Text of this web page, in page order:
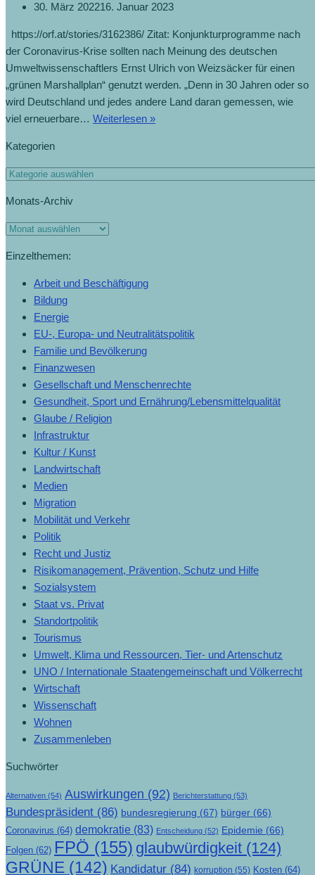
30. März 202216. Januar 2023
https://orf.at/stories/3162386/ Zitat: Konjunkturprogramme nach
der Coronavirus-Krise sollten nach Meinung des deutschen
Umweltwissenschaftlers Ernst Ulrich von Weizsäcker für einen
„grünen Marshallplan“ genutzt werden. „Denn in 30 Jahren oder so
wird Deutschland und jedes andere Land daran gemessen, wie
viel erneuerbare… Weiterlesen »
Kategorien
Monats-Archiv
Einzelthemen:
Arbeit und Beschäftigung
Bildung
Energie
EU-, Europa- und Neutralitätspolitik
Familie und Bevölkerung
Finanzwesen
Gesellschaft und Menschenrechte
Gesundheit, Sport und Ernährung/Lebensmittelqualität
Glaube / Religion
Infrastruktur
Kultur / Kunst
Landwirtschaft
Medien
Migration
Mobilität und Verkehr
Politik
Recht und Justiz
Risikomanagement, Prävention, Schutz und Hilfe
Sozialsystem
Staat vs. Privat
Standortpolitik
Tourismus
Umwelt, Klima und Ressourcen, Tier- und Artenschutz
UNO / Internationale Staatengemeinschaft und Völkerrecht
Wirtschaft
Wissenschaft
Wohnen
Zusammenleben
Suchwörter
Alternativen (54) Auswirkungen (92) Berichterstattung (53)
Bundespräsident (86) bundesregierung (67) bürger (66)
Coronavirus (64) demokratie (83) Entscheidung (52) Epidemie (66)
Folgen (62) FPÖ (155) glaubwürdigkeit (124)
GRÜNE (142) Kandidatur (84) korruption (55) Kosten (64)